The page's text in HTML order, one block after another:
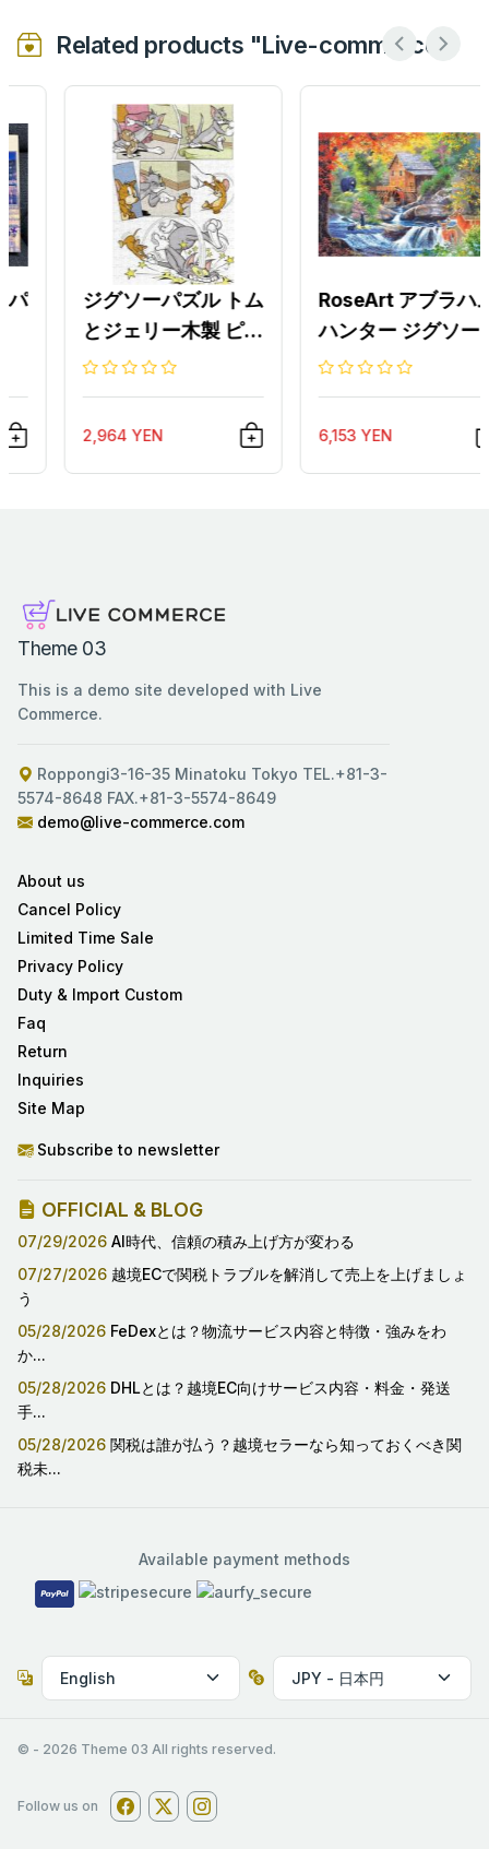
Related products "Live-commerce"
ジグソーパズル トム
とジェリー木製 ピー
ス300ピース ハッピ
ーデイズ 親子パズル
2,964 YEN
RoseArt アブラハム
ハンター ジグソーパ
ズル 2000ピース ス
プリングミル
6,153 YEN
Theme 03
This is a demo site developed with Live
Commerce.
Roppongi3-16-35 Minatoku Tokyo TEL.+81-3-
5574-8648 FAX.+81-3-5574-8649
demo@live-commerce.com
About us
Cancel Policy
Limited Time Sale
Privacy Policy
Duty & Import Custom
Faq
Return
Inquiries
Site Map
Subscribe to newsletter
OFFICIAL & BLOG
07/29/2026 AI時代、信頼の積み上げ方が変わる
07/27/2026 越境ECで関税トラブルを解消して売上を上げましょ
う
05/28/2026 FeDexとは？物流サービス内容と特徴・強みをわ
か...
05/28/2026 DHLとは？越境EC向けサービス内容・料金・発送
手...
05/28/2026 関税は誰が払う？越境セラーなら知っておくべき関
税未...
Available payment methods
© - 2026 Theme 03 All rights reserved.
Follow us on